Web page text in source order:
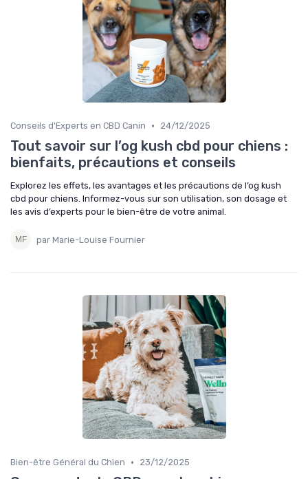
Conseils d'Experts en CBD Canin • 24/12/2025
Tout savoir sur l’og kush cbd pour chiens :
bienfaits, précautions et conseils
Explorez les effets, les avantages et les précautions de l’og kush
cbd pour chiens. Informez-vous sur son utilisation, son dosage et
les avis d’experts pour le bien-être de votre animal.
par Marie-Louise Fournier
Bien-être Général du Chien • 23/12/2025